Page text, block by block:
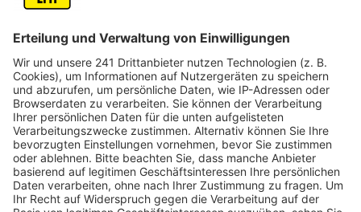
Kirchtroisdorf wird die „Kita Wildblume“. Und alle
durften mitmachen: 40 Kinder aus der Mäuse- und der
Elefantengruppe haben gemeinsam mit ihren Eltern
geholfen. Es gab eine richtige Wahl mit Urne,
Stimmzettel und Auszählung, sagt die Leiterin der
Kita, Claudia Schultes. Und das Ergebnis war mit 19
Stimmen eindeutig. Ab dem kommenden Kita-Jahr
heißt die städtische Kita in der Straße „An der
Wildhecke“ dann offiziell „Kita Wildblume“.
Der neue Name ist auch ein symbolischer Neuanfang